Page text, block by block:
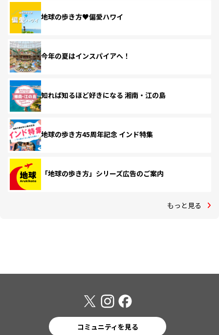
地球の歩き方♥偏愛ハワイ
今年の夏はインスパイアへ！
知れば知るほど好きになる 湘南・江の島
地球の歩き方45周年記念 インド特集
「地球の歩き方」シリーズ広告のご案内
もっと見る
コミュニティを見る